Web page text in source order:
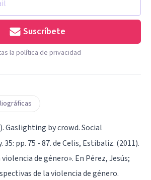
Suscríbete
la política de privacidad
Gaslighting by crowd. Social
pp. 75 - 87. de Celis, Estibaliz. (2011).
de género». En Pérez, Jesús;
de la violencia de género.